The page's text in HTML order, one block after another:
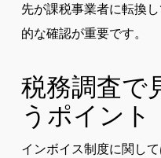
先が課税事業者に転換
的な確認が重要です。
税務調査で
うポイント
インボイス制度に関し